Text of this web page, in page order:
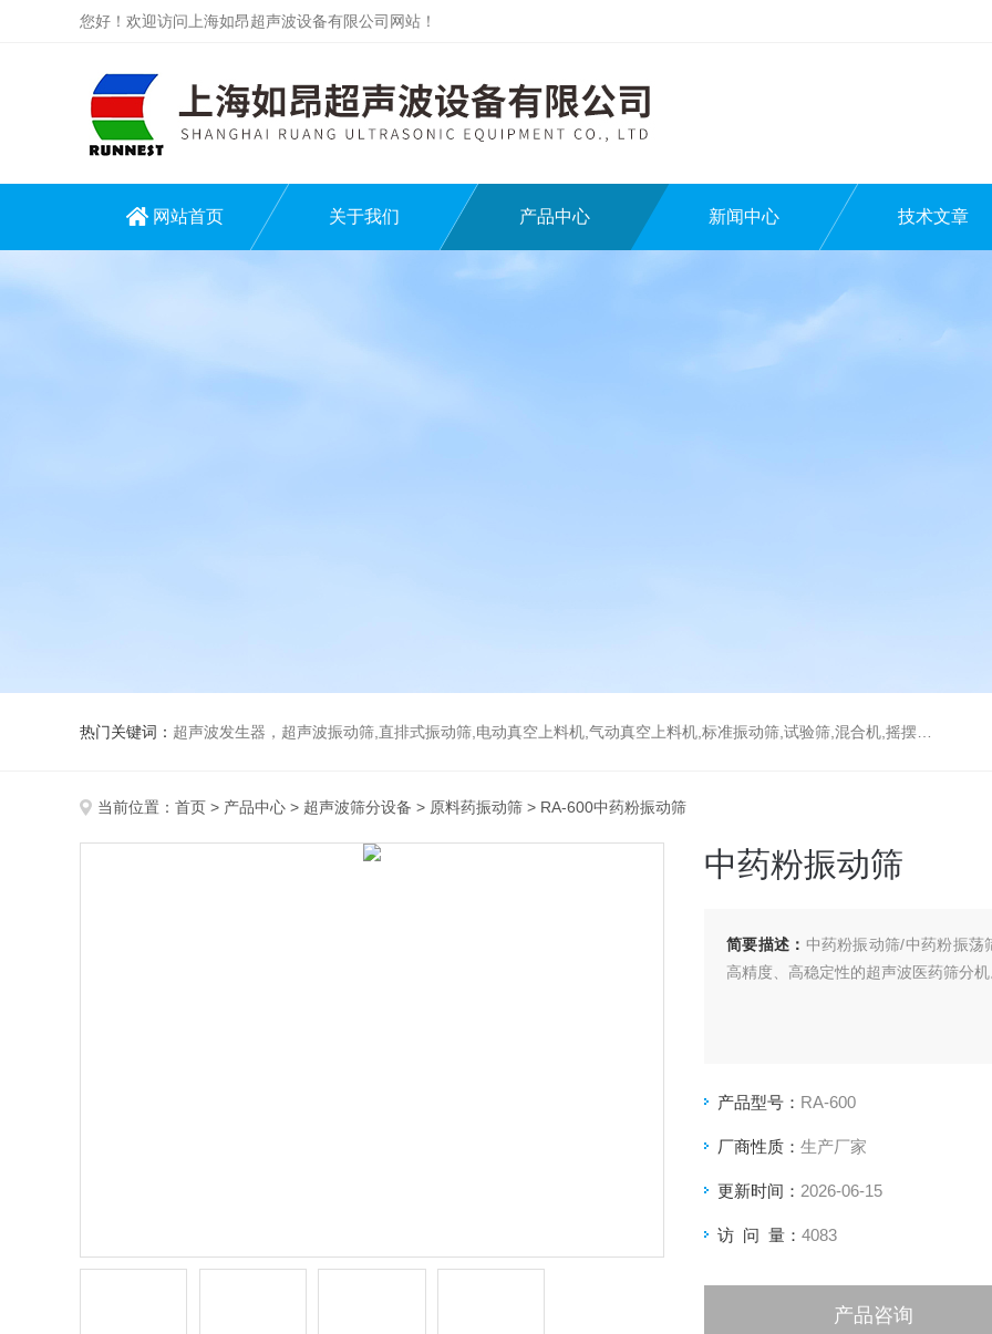
您好！欢迎访问上海如昂超声波设备有限公司网站！
网站首页 关于我们 产品中心 新闻中心 技术文章
热门关键词： 超声波发生器，超声波振动筛,直排式振动筛,电动真空上料机,气动真空上料机,标准振动筛,试验筛,混合机,摇摆筛，检验筛
当前位置： 首页 > 产品中心 > 超声波筛分设备 > 原料药振动筛 > RA-600中药粉振动筛
中药粉振动筛
简要描述： 中药粉振动筛/中药粉振荡
高精度、高稳定性的超声波医药筛分
产品型号： RA-600
厂商性质： 生产厂家
更新时间： 2026-06-15
访 问 量： 4083
产品咨询